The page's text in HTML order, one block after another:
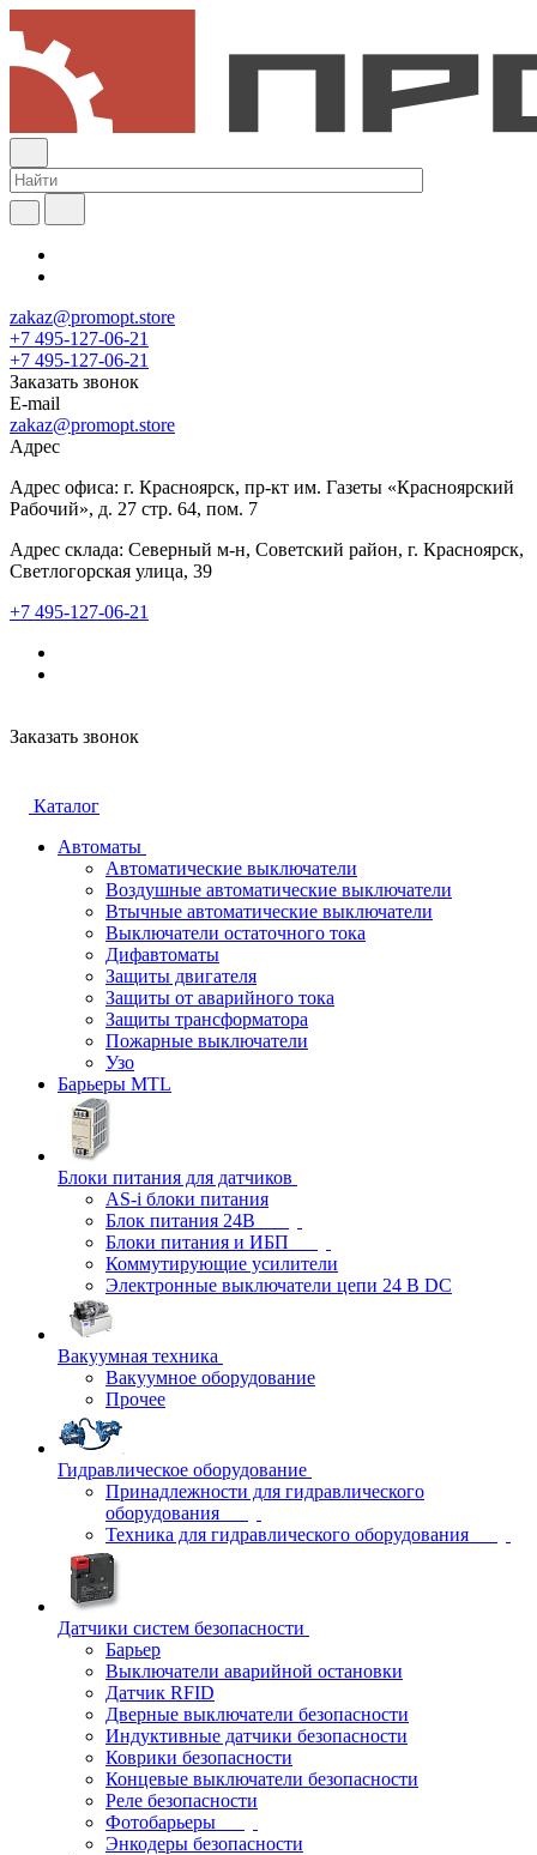
zakaz@promopt.store
+7 495-127-06-21
+7 495-127-06-21
Заказать звонок
E-mail
zakaz@promopt.store
Адрес
Адрес офиса: г. Красноярск, пр-кт им. Газеты «Красноярский
Рабочий», д. 27 стр. 64, пом. 7
Адрес склада: Северный м-н, Советский район, г. Красноярск,
Светлогорская улица, 39
+7 495-127-06-21
Заказать звонок
Каталог
Автоматы
Автоматические выключатели
Воздушные автоматические выключатели
Втычные автоматические выключатели
Выключатели остаточного тока
Дифавтоматы
Защиты двигателя
Защиты от аварийного тока
Защиты трансформатора
Пожарные выключатели
Узо
Барьеры MTL
Блоки питания для датчиков
AS-i блоки питания
Блок питания 24В
Блоки питания и ИБП
Коммутирующие усилители
Электронные выключатели цепи 24 В DC
Вакуумная техника
Вакуумное оборудование
Прочее
Гидравлическое оборудование
Принадлежности для гидравлического
оборудования
Техника для гидравлического оборудования
Датчики систем безопасности
Барьер
Выключатели аварийной остановки
Датчик RFID
Дверные выключатели безопасности
Индуктивные датчики безопасности
Коврики безопасности
Концевые выключатели безопасности
Реле безопасности
Фотобарьеры
Энкодеры безопасности